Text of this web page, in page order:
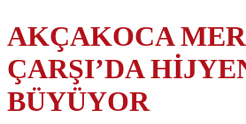
AKÇAKOCA
ÇARŞI’DA
BÜYÜYOR